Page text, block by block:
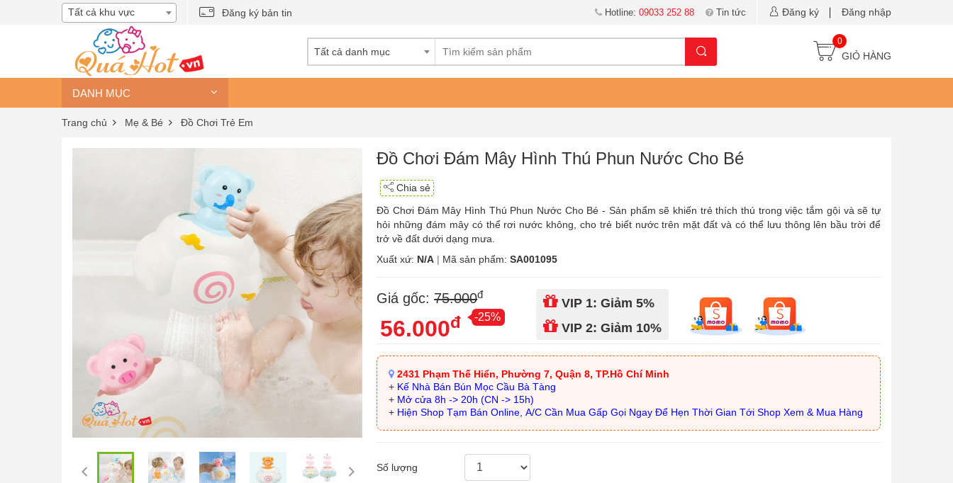
Tất cả khu vực Đăng ký bản tin Hotline: 09033 252 88 Tin tức Đăng ký Đăng nhập
Tất cả danh mục
0
GIỎ HÀNG
DANH MỤC
Trang chủ Mẹ & Bé Đồ Chơi Trẻ Em
Đồ Chơi Đám Mây Hình Thú Phun Nước Cho Bé
Chia sẻ
Đồ Chơi Đám Mây Hình Thú Phun Nước Cho Bé - Sản phẩm sẽ khiến trẻ thích thú trong việc tắm gội và sẽ tự
hỏi những đám mây có thể rơi nước không, cho trẻ biết nước trên mặt đất và có thể lưu thông lên bầu trời để
trở về đất dưới dạng mưa.
Xuất xứ: N/A | Mã sản phẩm:SA001095
Giá gốc:75.000đ
56.000đ -25%
VIP 1: Giảm 5%
VIP 2: Giảm 10%
2431 Phạm Thế Hiển, Phường 7, Quận 8, TP.Hồ Chí Minh
+ Kế Nhà Bán Bún Mọc Cầu Bà Tàng
+ Mở cửa 8h -> 20h (CN -> 15h)
+ Hiện Shop Tạm Bán Online, A/C Cần Mua Gấp Gọi Ngay Để Hẹn Thời Gian Tới Shop Xem & Mua Hàng
Số lượng